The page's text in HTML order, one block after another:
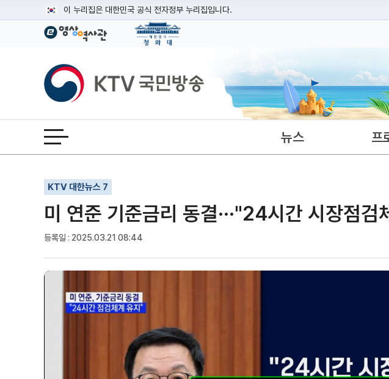
이 누리집은 대한민국 공식 전자정부 누리집입니다.
공식 누리집 주소 확인하기
이밖에 or.kr 또는 .kr등 다른 도메인 주소를 사용하고 있다면 아래 URL에서 도메인 주소를 확인해
운영중인 공식 누리집보기
KTV국민방송
전체메뉴 열기 뉴스 프
KTV 대한뉴스 7
미 연준 기준금리 동결···"24시간 시장점검
등록일 : 2025.03.21 08:44
기사인쇄
글자확대
글자축소